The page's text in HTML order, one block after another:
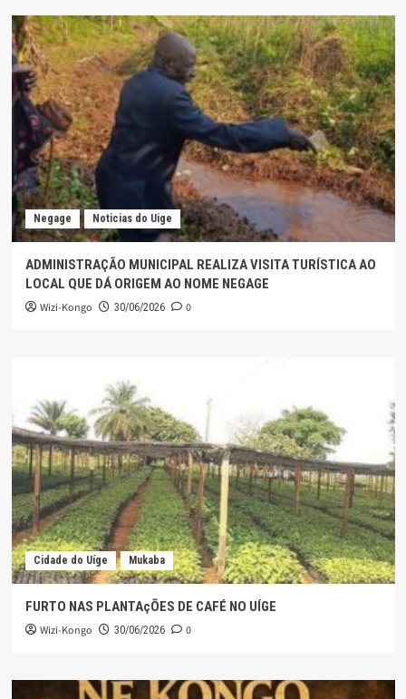
Negage Noticias do Uige
ADMINISTRAÇÃO MUNICIPAL REALIZA VISITA TURÍSTICA AO
LOCAL QUE DÁ ORIGEM AO NOME NEGAGE
Wizi-Kongo 30/06/2026 0
Cidade do Uíge Mukaba
FURTO NAS PLANTAçÕES DE CAFÉ NO UÍGE
Wizi-Kongo 30/06/2026 0